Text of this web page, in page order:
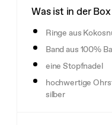
Was ist in der Box
Ringe aus
Band aus 100%
eine Stopfnadel
hochwertige
silber